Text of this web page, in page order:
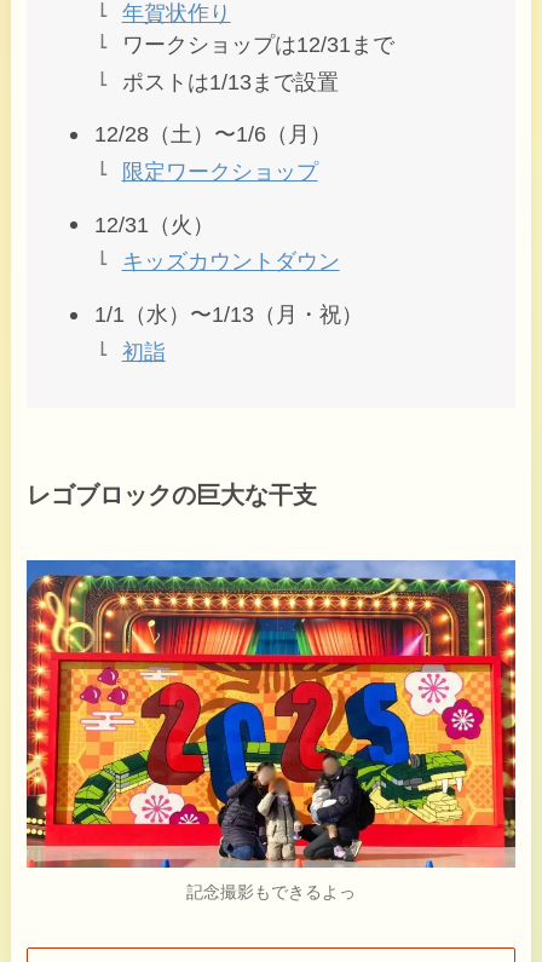
年賀状作り
ワークショップは12/31まで
ポストは1/13まで設置
12/28（土）〜1/6（月）
限定ワークショップ
12/31（火）
キッズカウントダウン
1/1（水）〜1/13（月・祝）
初詣
レゴブロックの巨大な干支
記念撮影もできるよっ